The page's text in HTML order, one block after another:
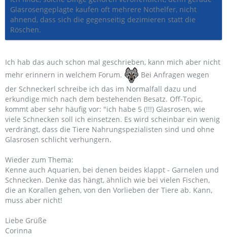
Glasrosengeplagte kaufen oft mehrere Nothelfer, nicht
ahnend, dass sich die gegenseitig dezimieren statt die
Röschen.
Ich hab das auch schon mal geschrieben, kann mich aber nicht
mehr erinnern in welchem Forum.
Bei Anfragen wegen
der Schneckerl schreibe ich das im Normalfall dazu und
erkundige mich nach dem bestehenden Besatz. Off-Topic,
kommt aber sehr häufig vor: "ich habe 5 (!!!) Glasrosen, wie
viele Schnecken soll ich einsetzen. Es wird scheinbar ein wenig
verdrängt, dass die Tiere Nahrungspezialisten sind und ohne
Glasrosen schlicht verhungern.
Wieder zum Thema:
Kenne auch Aquarien, bei denen beides klappt - Garnelen und
Schnecken. Denke das hängt, ähnlich wie bei vielen Fischen,
die an Korallen gehen, von den Vorlieben der Tiere ab. Kann,
muss aber nicht!
Liebe Grüße
Corinna